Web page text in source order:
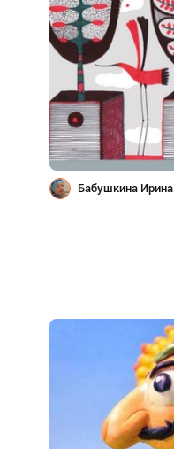
Бабушкина Ирина